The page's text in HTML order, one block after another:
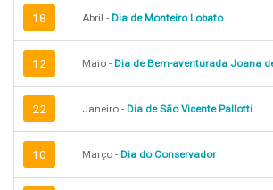
18 Abril - Dia de Monteiro Lobato
12 Maio - Dia de Bem-aventurada Joana
22 Janeiro - Dia de São Vicente Pallotti
10 Março - Dia do Conservador